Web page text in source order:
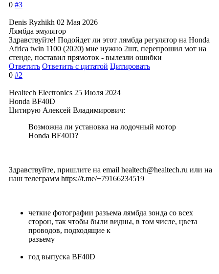
0 #3
Denis Ryzhikh 02 Мая 2026
Лямбда эмулятор
Здравствуйте! Подойдет ли этот лямбда регулятор на Honda
Africa twin 1100 (2020) мне нужно 2шт, перепрошил мот на
стенде, поставил прямоток - вылезли ошибки
Ответить Ответить с цитатой Цитировать
0 #2
Healtech Electronics 25 Июля 2024
Honda BF40D
Цитирую Алексей Владимирович:
Возможна ли установка на лодочный мотор
Honda BF40D?
Здравствуйте, пришлите на email healtech@healtech.ru или на
наш телеграмм https://t.me/+79166234519
четкие фотографии разъема лямбда зонда со всех
сторон, так чтобы были видны, в том числе, цвета
проводов, подходящие к
разъему
год выпуска BF40D